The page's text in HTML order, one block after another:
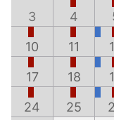
3 4
10 11
17 18
24 25